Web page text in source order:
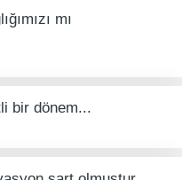
mı
bir dönem...